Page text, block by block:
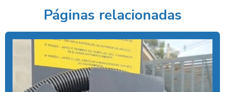
Aspirador de carros profissional
Aspirador com cobrança por pix para posto
Aspirador para lava rápido profissional
Aspirador moedas
Aspirador de pó fichas e moedas
Páginas relacionadas